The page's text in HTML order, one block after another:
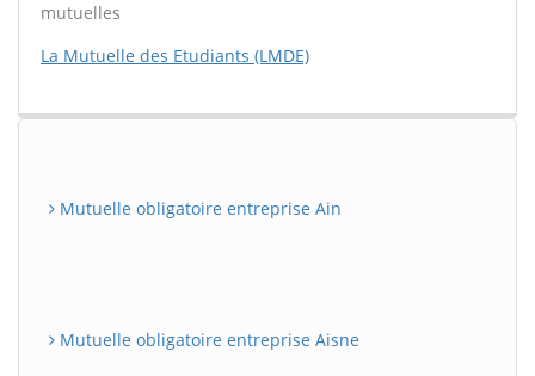
mutuelles
La Mutuelle des Etudiants (LMDE)
Mutuelle obligatoire entreprise Ain
Mutuelle obligatoire entreprise Aisne